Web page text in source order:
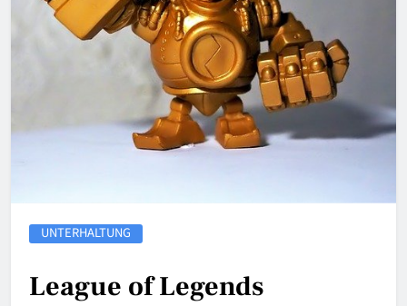
UNTERHALTUNG
League of Legends